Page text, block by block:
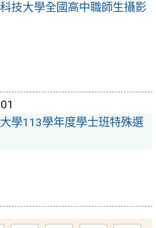
技大學全國高中職師生攝影
學113學年度學士班特殊選